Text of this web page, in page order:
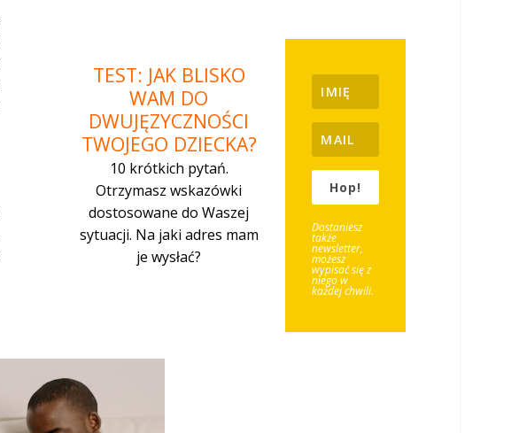
TEST: JAK BLISKO
WAM DO
DWUJĘZYCZNOŚCI
TWOJEGO DZIECKA?
10 krótkich pytań.
Otrzymasz wskazówki
dostosowane do Waszej
sytuacji. Na jaki adres mam
je wysłać?
Hop!
Dostaniesz
także
newsletter,
możesz
wypisać się z
niego w
każdej chwili.